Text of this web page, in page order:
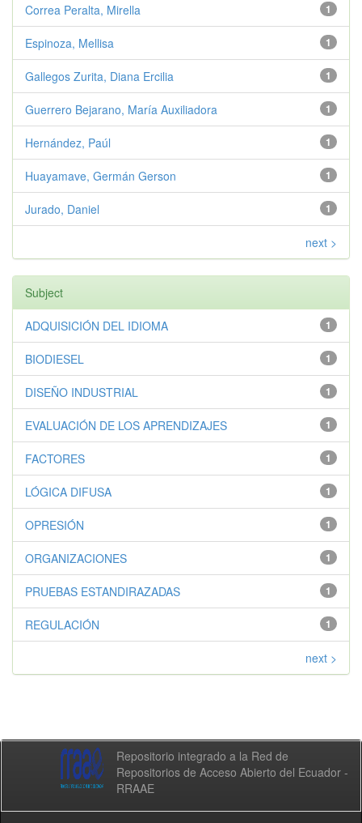
1
Correa Peralta, Mirella
1
Espinoza, Mellisa
1
Gallegos Zurita, Diana Ercilia
1
Guerrero Bejarano, María Auxiliadora
1
Hernández, Paúl
1
Huayamave, Germán Gerson
1
Jurado, Daniel
next >
Subject
1
ADQUISICIÓN DEL IDIOMA
1
BIODIESEL
1
DISEÑO INDUSTRIAL
1
EVALUACIÓN DE LOS APRENDIZAJES
1
FACTORES
1
LÓGICA DIFUSA
1
OPRESIÓN
1
ORGANIZACIONES
1
PRUEBAS ESTANDIRAZADAS
1
REGULACIÓN
next >
Repositorio integrado a la Red de
Repositorios de Acceso Abierto del Ecuador -
RRAAE